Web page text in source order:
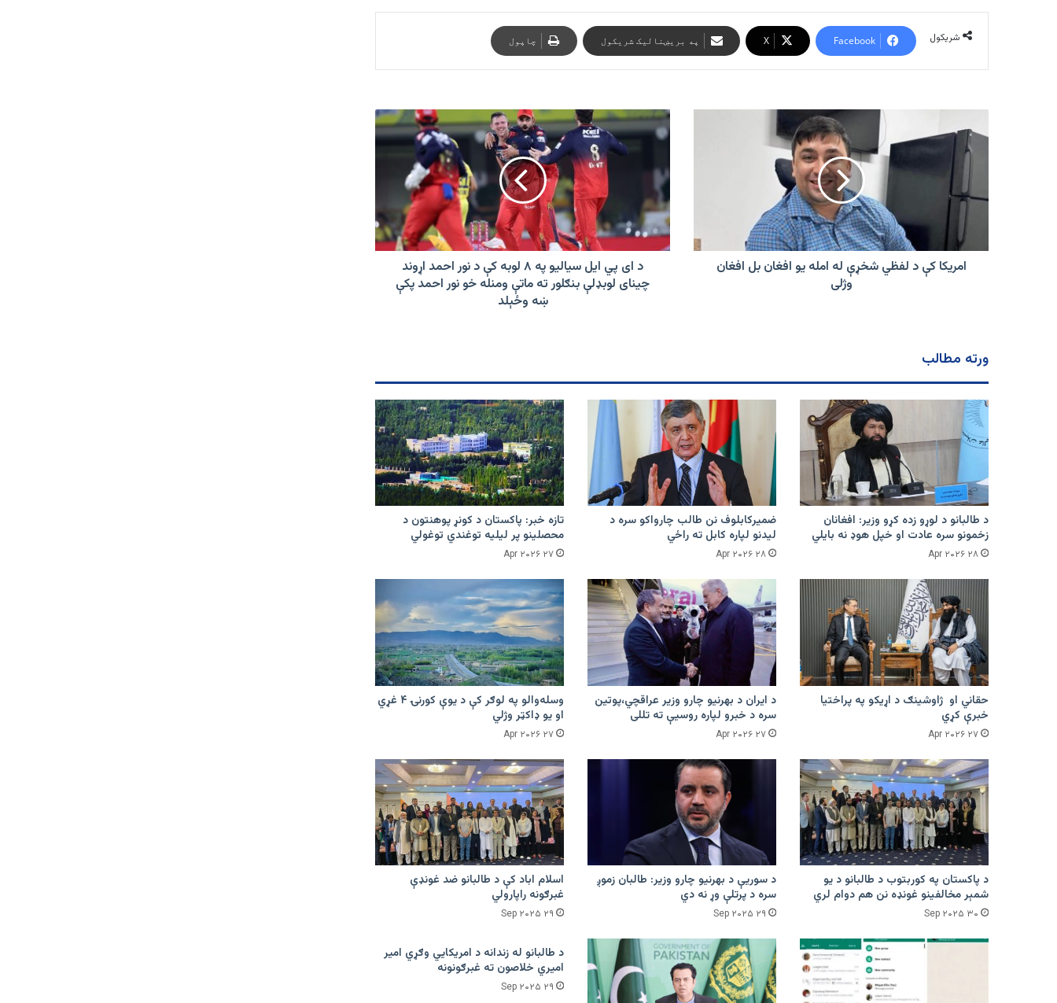
شریکول Facebook
X په بریښنالیک شریکول چاپول
کې
لفظي
شخړې
له
افغان
امریکا کې د لفظي شخړې له امله یو افغان بل افغان
وژلی
د
ای
ایل
سیالیو
په
۸
لوبه
کې
ته
ماتې
ومنله
خو
نور
احمد
پکې
ښه
وځېلد
د ای پي ایل سیالیو په ۸ لوبه کې د نور احمد اړوند
چینای لوبډلې بنګلور ته ماتې ومنله خو نور احمد پکې
ښه وځېلد
ورته مطالب
د طالبانو د لوړو زده کړو وزیر: افغانان
زخمونو سره عادت او خپل هوډ نه بایلي
۲۸ Apr ۲۰۲۶
ضمیرکابلوف نن طالب چارواکو سره د
لیدنو لپاره کابل ته راځي
۲۸ Apr ۲۰۲۶
تازه خبر: پاکستان د کونړ پوهنتون د
محصلینو پر لیلیه توغندي توغولي
۲۷ Apr ۲۰۲۶
حقاني او ژاوشینګ د اړیکو په پراختیا
خبرې کړي
۲۷ Apr ۲۰۲۶
د ایران د بهرنیو چارو وزیر عراقچي،پوتین
سره د خبرو لپاره روسیې ته تللی
۲۷ Apr ۲۰۲۶
وسله‌والو په لوګر کې د یوې کورنۍ ۴ غړي
او یو ډاکټر وژلي
۲۷ Apr ۲۰۲۶
د پاکستان په کوربتوب د طالبانو د یو
شمېر مخالفینو غونډه نن هم دوام لري
۳۰ Sep ۲۰۲۵
د سوریې د بهرنیو چارو وزیر: طالبان زموږ
سره د پرتلې وړ نه دي
۲۹ Sep ۲۰۲۵
اسلام اباد کې د طالبانو ضد غونډې
غبرګونه راپارولي
۲۹ Sep ۲۰۲۵
د طالبانو له زندانه د امریکايي وګړي امیر
اميري خلاصون ته غبرګونونه
۲۹ Sep ۲۰۲۵